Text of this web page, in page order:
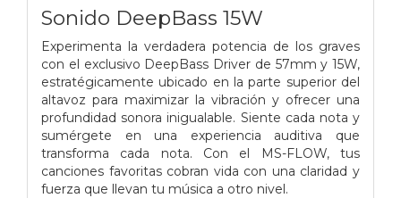
Sonido DeepBass 15W
Experimenta la verdadera potencia de los graves
con el exclusivo DeepBass Driver de 57mm y 15W,
estratégicamente ubicado en la parte superior del
altavoz para maximizar la vibración y ofrecer una
profundidad sonora inigualable. Siente cada nota y
sumérgete en una experiencia auditiva que
transforma cada nota. Con el MS-FLOW, tus
canciones favoritas cobran vida con una claridad y
fuerza que llevan tu música a otro nivel.